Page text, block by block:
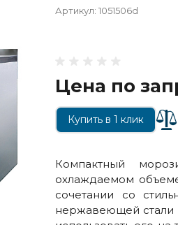
Артикул: 1051506d
Цена по
Купить в 1 клик
Компактный
охлаждаемом
сочетании со
нержавеющей стали